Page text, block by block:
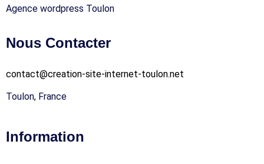
Agence wordpress Toulon
Nous Contacter
contact@creation-site-internet-toulon.net
Toulon, France
Information